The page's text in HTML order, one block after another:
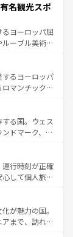
してみよう！
コ、熱気あふ
部となってい
バルセロナの
マ遺跡や中世
インはその個
、新着のスペイン情報は コ
名観光スポ
ヨーロッパ屈
ーブル美術館
、歴史的な大
訪れる者を心
しても知ら
ロヴァンスの
が可能だ。さ
、どの街角に
文化を体験で
コンテンツ一覧
するヨーロッパ
マンチック街
とがない。ベ
スの絶景、そ
必見。ビール
しい。
る国。ウェス
ドマーク、歴
アフタヌーン
ブ、サッカー観
イギリスを旅
運行時刻が正確
して個人旅行
のユニークな
きも満喫する
高いが、旅行
が魅力の国。
まで、訪れる